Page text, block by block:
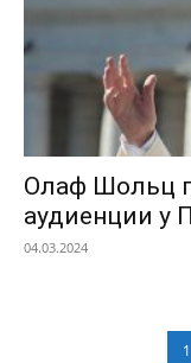
Олаф Шольц
аудиенции у
04.03.2024
1